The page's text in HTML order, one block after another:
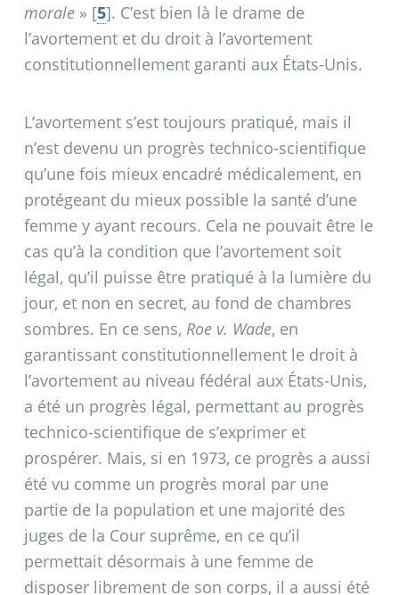
morale » [5]. C’est bien là le drame de
l’avortement et du droit à l’avortement
constitutionnellement garanti aux États-Unis.
L’avortement s’est toujours pratiqué, mais il
n’est devenu un progrès technico-scientifique
qu’une fois mieux encadré médicalement, en
protégeant du mieux possible la santé d’une
femme y ayant recours. Cela ne pouvait être le
cas qu’à la condition que l’avortement soit
légal, qu’il puisse être pratiqué à la lumière du
jour, et non en secret, au fond de chambres
sombres. En ce sens, Roe v. Wade, en
garantissant constitutionnellement le droit à
l’avortement au niveau fédéral aux États-Unis,
a été un progrès légal, permettant au progrès
technico-scientifique de s’exprimer et
prospérer. Mais, si en 1973, ce progrès a aussi
été vu comme un progrès moral par une
partie de la population et une majorité des
juges de la Cour suprême, en ce qu’il
permettait désormais à une femme de
disposer librement de son corps, il a aussi été